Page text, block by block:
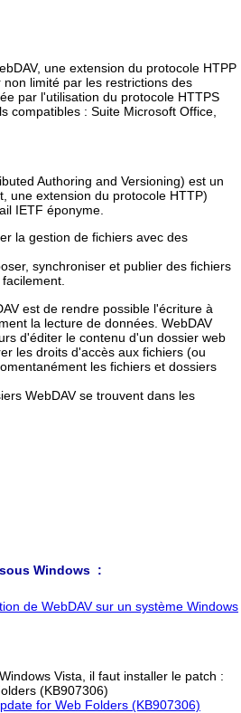
une extension du protocole HTPP
limité par les restrictions des
par l'utilisation du protocole HTTPS
compatibles : Suite Microsoft Office,
Authoring and Versioning) est un
une extension du protocole HTTP)
IETF éponyme.
la gestion de fichiers avec des
synchroniser et publier des fichiers
est de rendre possible l'écriture à
la lecture de données. WebDAV
d'éditer le contenu d'un dossier web
les droits d'accès aux fichiers (ou
les fichiers et dossiers
WebDAV se trouvent dans les
Windows :
de WebDAV sur un système Windows
Vista, il faut installer le patch :
(KB907306)
for Web Folders (KB907306)